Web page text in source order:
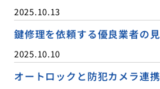
2025.10.13
鍵修理を依頼する優良業者の
2025.10.10
オートロックと防犯カメラ連